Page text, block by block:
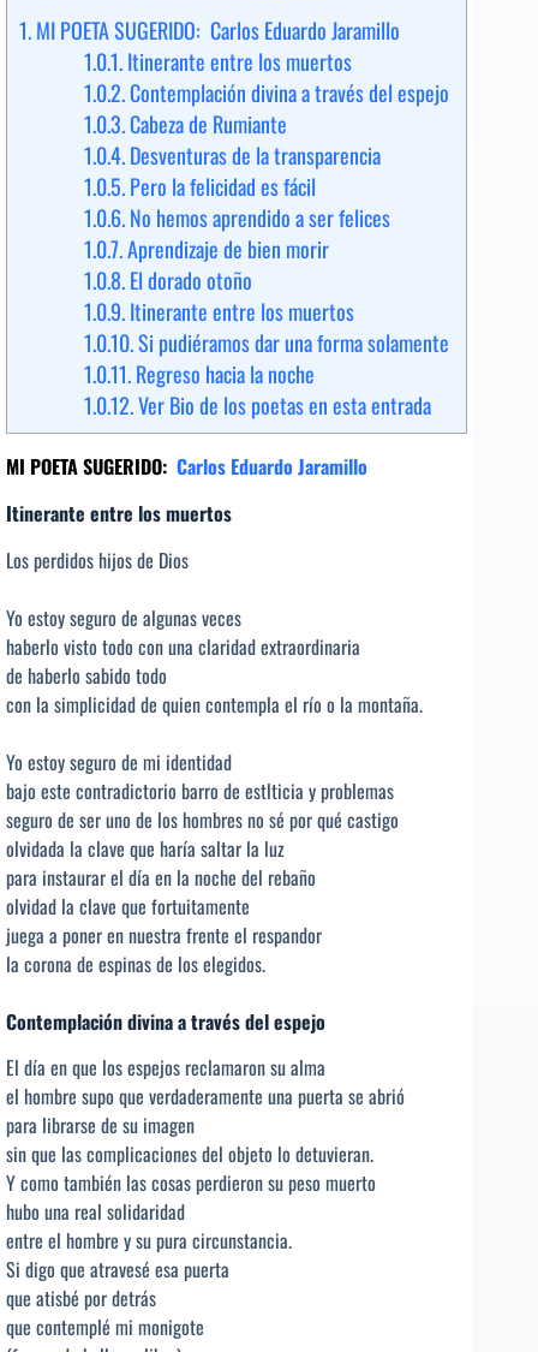
1.MI POETA SUGERIDO: Carlos Eduardo Jaramillo
1.0.1.Itinerante entre los muertos
1.0.2.Contemplación divina a través del espejo
1.0.3.Cabeza de Rumiante
1.0.4.Desventuras de la transparencia
1.0.5.Pero la felicidad es fácil
1.0.6.No hemos aprendido a ser felices
1.0.7.Aprendizaje de bien morir
1.0.8.El dorado otoño
1.0.9.Itinerante entre los muertos
1.0.10.Si pudiéramos dar una forma solamente
1.0.11.Regreso hacia la noche
1.0.12.Ver Bio de los poetas en esta entrada
MI POETA SUGERIDO: Carlos Eduardo Jaramillo
Itinerante entre los muertos
Los perdidos hijos de Dios
Yo estoy seguro de algunas veces
haberlo visto todo con una claridad extraordinaria
de haberlo sabido todo
con la simplicidad de quien contempla el río o la montaña.
Yo estoy seguro de mi identidad
bajo este contradictorio barro de estlticia y problemas
seguro de ser uno de los hombres no sé por qué castigo
olvidada la clave que haría saltar la luz
para instaurar el día en la noche del rebaño
olvidad la clave que fortuitamente
juega a poner en nuestra frente el respandor
la corona de espinas de los elegidos.
Contemplación divina a través del espejo
El día en que los espejos reclamaron su alma
el hombre supo que verdaderamente una puerta se abrió
para librarse de su imagen
sin que las complicaciones del objeto lo detuvieran.
Y como también las cosas perdieron su peso muerto
hubo una real solidaridad
entre el hombre y su pura circunstancia.
Si digo que atravesé esa puerta
que atisbé por detrás
que contemplé mi monigote